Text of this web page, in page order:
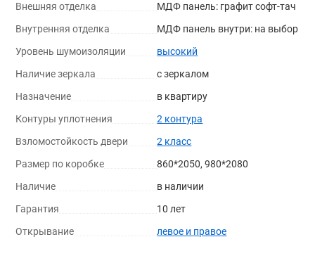
Внешняя отделка
МДФ панель: графит софт-тач
Внутренняя отделка
МДФ панель внутри: на выбор
Уровень шумоизоляции
высокий
Наличие зеркала
с зеркалом
Назначение
в квартиру
Контуры уплотнения
2 контура
Взломостойкость двери
2 класс
Размер по коробке
860*2050, 980*2080
Наличие
в наличии
Гарантия
10 лет
Открывание
левое и правое